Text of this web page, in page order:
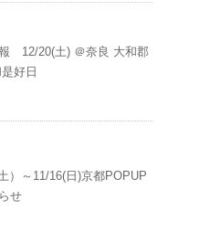
12/20(土) ＠奈良 大和郡
好日
）～11/16(日)京都POPUP
せ